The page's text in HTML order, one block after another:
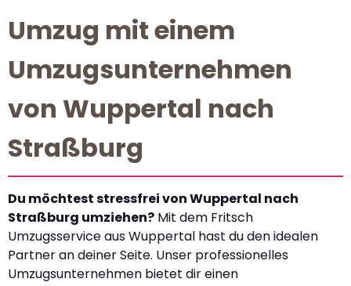
Umzug mit einem
Umzugsunternehmen
von Wuppertal nach
Straßburg
Du möchtest stressfrei von Wuppertal nach
Straßburg umziehen? Mit dem Fritsch
Umzugsservice aus Wuppertal hast du den idealen
Partner an deiner Seite. Unser professionelles
Umzugsunternehmen bietet dir einen